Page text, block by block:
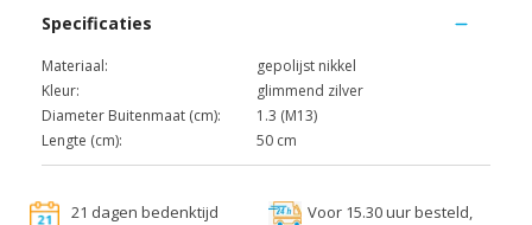
Specificaties
Materiaal:
gepolijst nikkel
Kleur:
glimmend zilver
Diameter Buitenmaat (cm):
1.3 (M13)
Lengte (cm):
50 cm
21 dagen bedenktijd
Voor 15.30 uur besteld,